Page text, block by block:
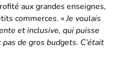
aux grandes enseignes,
commerces. «Je voulais
et inclusive, qui puisse
de gros budgets. C’était